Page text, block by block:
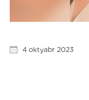
4 oktyabr 2023